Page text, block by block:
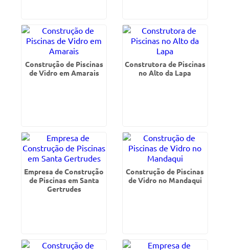
Construção de Piscinas
de Vidro em Amarais
Construtora de Piscinas
no Alto da Lapa
Empresa de Construção
de Piscinas em Santa
Gertrudes
Construção de Piscinas
de Vidro no Mandaqui